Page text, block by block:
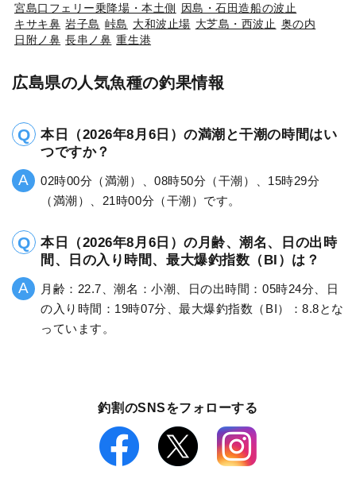
宮島口フェリー乗降場・本土側 因島・石田造船の波止
キサキ鼻 岩子島 峠島 大和波止場 大芝島・西波止 奥の内
日附ノ鼻 長串ノ鼻 重生港
広島県の人気魚種の釣果情報
本日（2026年8月6日）の満潮と干潮の時間はい
つですか？
02時00分（満潮）、08時50分（干潮）、15時29分
（満潮）、21時00分（干潮）です。
本日（2026年8月6日）の月齢、潮名、日の出時
間、日の入り時間、最大爆釣指数（BI）は？
月齢：22.7、潮名：小潮、日の出時間：05時24分、日
の入り時間：19時07分、最大爆釣指数（BI）：8.8とな
っています。
釣割のSNSをフォローする